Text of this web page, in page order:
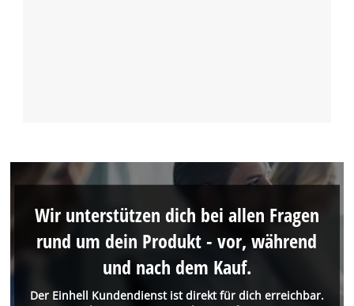
Der Einhell Kundendienst ist direkt für dich erreichbar.
Wir unterstützen dich bei allen Fragen
rund um dein Produkt - vor, während
und nach dem Kauf.